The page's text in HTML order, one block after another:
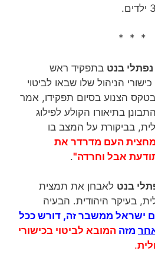
* * *
נפתלי בנט בתפקיד ראש
הניהול שלו שבאו לביטוי
הצנוע בסיום תפקידו, אמר
בתיאורו הקולע לפילוג
בביקורת על המצב בו
מחצית העם מדרדר את
אבל וחרדה".
בנט לאבחן את תמצית
בעיקר היהודית. הבעיה
ישראל ממשבר זה, דורש ככל
מזה המובא לביטוי בכישורי
.